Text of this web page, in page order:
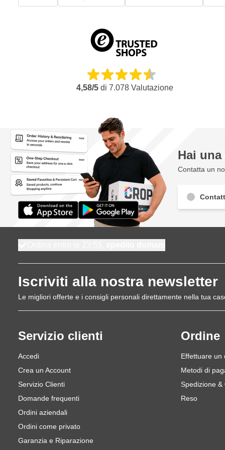
4,58/5di 7.078Valutazione
Hai
Contatta un
Iscriviti alla nostra newsletter
Le migliori offerte e i consigli personali direttamente nella tua
Servizio clienti
Accedi
Crea un Account
Servizio Clienti
Domande frequenti
Ordini aziendali
Ordini come privato
Garanzia e Riparazione
Ordine
Effettuare un
Metodi di
Spedizione &
Reso